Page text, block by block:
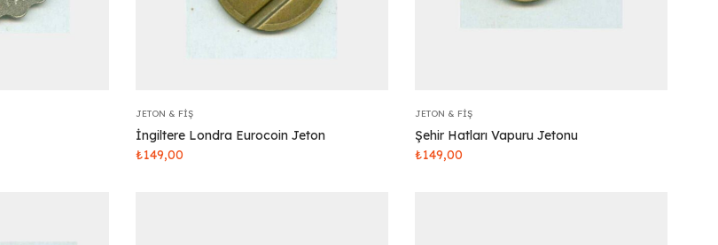
JETON & FIŞ
İngiltere Londra Eurocoin Jeton
₺149,00
JETON & FIŞ
Şehir Hatları Vapuru Jetonu
₺149,00